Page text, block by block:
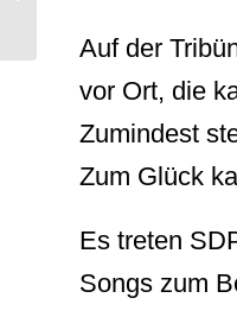
Auf der
vor Ort, die
Zumindest
Zum Glück
Es treten
Songs zum